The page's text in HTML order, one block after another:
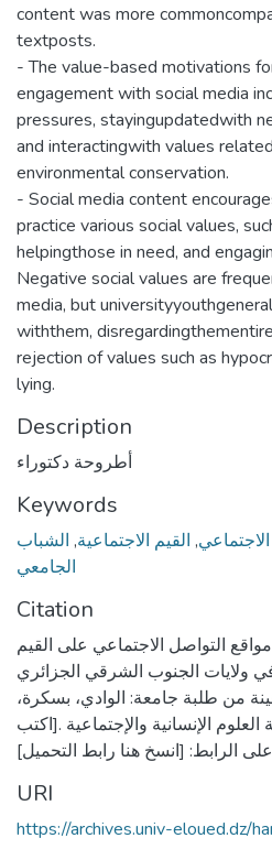
content was more
textposts.
- The value-based motivations
engagement with social media
pressures, stayingupdatedwith
and interactingwith values
environmental conservation.
- Social media content
practice various social values,
helpingthose in need, and
Negative social values are
media, but
withthem,
rejection of values such as
lying.
Description
أطروحة دكتوراء
Keywords
, القيم الاجتماعية, الشباب
الجامعي
Citation
التواصل الاجتماعي على القيم
ولايات الجنوب الشرقي الجزائري
من طلبة جامعة: الوادي، بسكرة،
/04/2026 . كلية العلوم الإنسانية والإجتماعية .[اكتب
على الرابط: [انسخ هنا رابط التحميل]
URI
https://archives.univ-eloued.dz/